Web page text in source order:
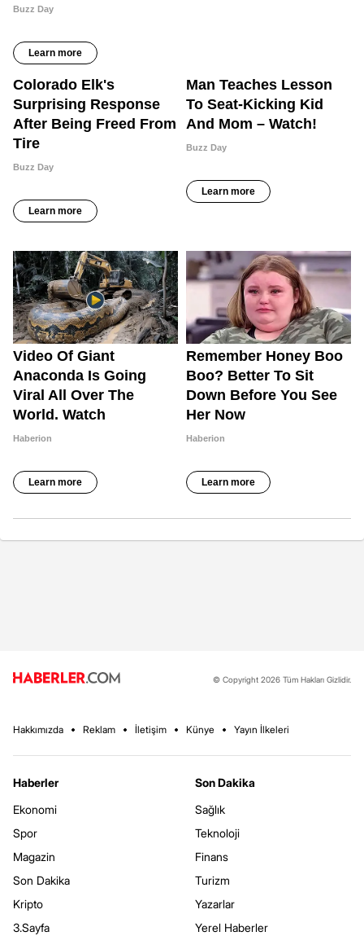
© Copyright 2026 Tüm Hakları Gizlidir.
Hakkımızda Reklam İletişim Künye Yayın İlkeleri
Haberler
Ekonomi
Spor
Magazin
Son Dakika
Kripto
3.Sayfa
Son Dakika
Sağlık
Teknoloji
Finans
Turizm
Yazarlar
Yerel Haberler